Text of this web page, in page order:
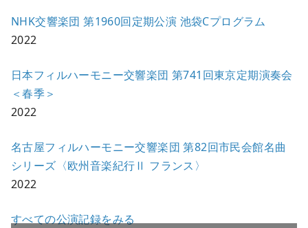
NHK交響楽団 第1960回定期公演 池袋Cプログラム
2022
日本フィルハーモニー交響楽団 第741回東京定期演奏会
＜春季＞
2022
名古屋フィルハーモニー交響楽団 第82回市民会館名曲
シリーズ〈欧州音楽紀行Ⅱ フランス〉
2022
すべての公演記録をみる